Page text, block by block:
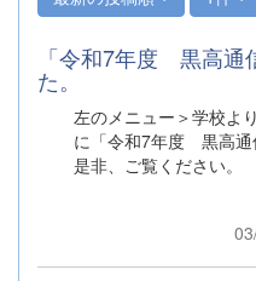
「令和7年度 黒高通
た。
左のメニュー＞学校よ
に「令和7年度 黒高通
是非、ご覧ください。